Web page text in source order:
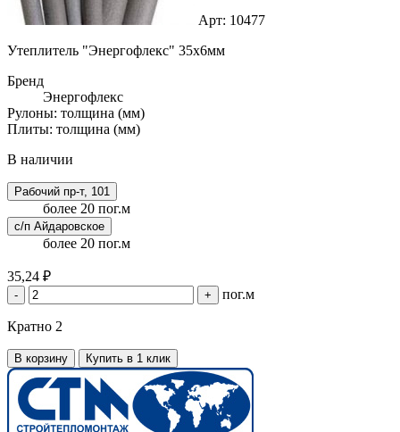
Арт: 10477
Утеплитель "Энергофлекс" 35х6мм
Бренд
Энергофлекс
Рулоны: толщина (мм)
Плиты: толщина (мм)
В наличии
Рабочий пр-т, 101
более 20 пог.м
с/п Айдаровское
более 20 пог.м
35,24 ₽
- + пог.м
Кратно 2
В корзину Купить в 1 клик